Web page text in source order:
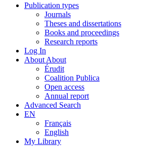
Publication types
Journals
Theses and dissertations
Books and proceedings
Research reports
Log In
About About
Érudit
Coalition Publica
Open access
Annual report
Advanced Search
EN
Français
English
My Library